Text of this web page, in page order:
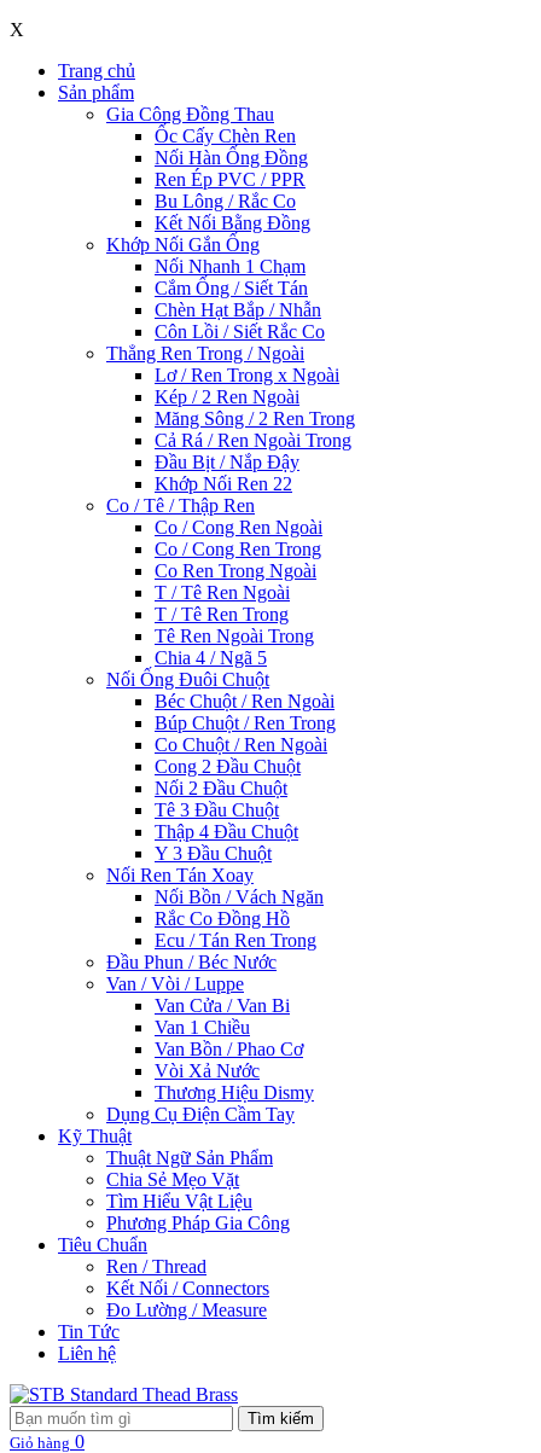
X
Trang chủ
Sản phẩm
Gia Công Đồng Thau
Ốc Cấy Chèn Ren
Nối Hàn Ống Đồng
Ren Ép PVC / PPR
Bu Lông / Rắc Co
Kết Nối Bằng Đồng
Khớp Nối Gắn Ống
Nối Nhanh 1 Chạm
Cắm Ống / Siết Tán
Chèn Hạt Bắp / Nhẫn
Côn Lồi / Siết Rắc Co
Thẳng Ren Trong / Ngoài
Lơ / Ren Trong x Ngoài
Kép / 2 Ren Ngoài
Măng Sông / 2 Ren Trong
Cả Rá / Ren Ngoài Trong
Đầu Bịt / Nắp Đậy
Khớp Nối Ren 22
Co / Tê / Thập Ren
Co / Cong Ren Ngoài
Co / Cong Ren Trong
Co Ren Trong Ngoài
T / Tê Ren Ngoài
T / Tê Ren Trong
Tê Ren Ngoài Trong
Chia 4 / Ngã 5
Nối Ống Đuôi Chuột
Béc Chuột / Ren Ngoài
Búp Chuột / Ren Trong
Co Chuột / Ren Ngoài
Cong 2 Đầu Chuột
Nối 2 Đầu Chuột
Tê 3 Đầu Chuột
Thập 4 Đầu Chuột
Y 3 Đầu Chuột
Nối Ren Tán Xoay
Nối Bồn / Vách Ngăn
Rắc Co Đồng Hồ
Ecu / Tán Ren Trong
Đầu Phun / Béc Nước
Van / Vòi / Luppe
Van Cửa / Van Bi
Van 1 Chiều
Van Bồn / Phao Cơ
Vòi Xả Nước
Thương Hiệu Dismy
Dụng Cụ Điện Cầm Tay
Kỹ Thuật
Thuật Ngữ Sản Phẩm
Chia Sẻ Mẹo Vặt
Tìm Hiểu Vật Liệu
Phương Pháp Gia Công
Tiêu Chuẩn
Ren / Thread
Kết Nối / Connectors
Đo Lường / Measure
Tin Tức
Liên hệ
Tìm kiếm
Giỏ hàng 0